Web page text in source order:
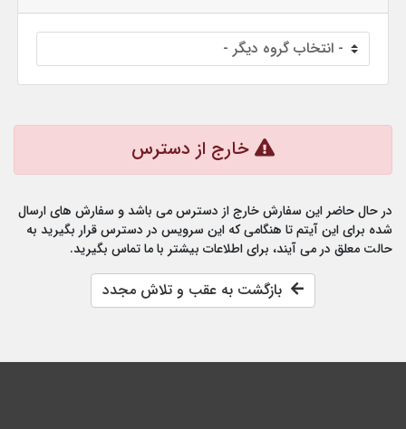
خارج از دسترس
در حال حاضر این سفارش خارج از دسترس می باشد و سفارش های ارسال
شده برای این آیتم تا هنگامی که این سرویس در دسترس قرار بگیرید به
حالت معلق در می آیند، برای اطلاعات بیشتر با ما تماس بگیرید.
بازگشت به عقب و تلاش مجدد